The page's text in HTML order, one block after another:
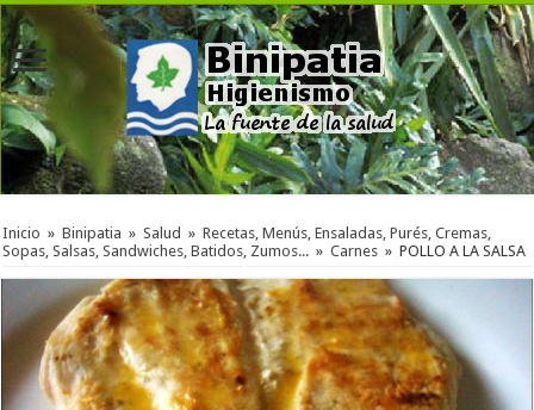
Inicio » Binipatia » Salud » Recetas, Menús, Ensaladas, Purés, Cremas,
Sopas, Salsas, Sandwiches, Batidos, Zumos... » Carnes » POLLO A LA SALSA